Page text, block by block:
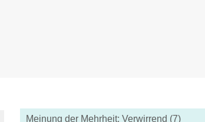
Meinung der Mehrheit: Verwirrend (7)